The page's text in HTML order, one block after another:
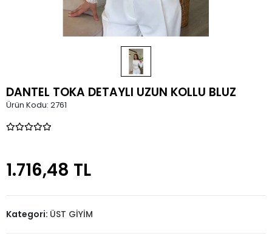
DANTEL TOKA DETAYLI UZUN KOLLU BLUZ
Ürün Kodu: 2761
1.716,48 TL
Kategori: ÜST GİYİM